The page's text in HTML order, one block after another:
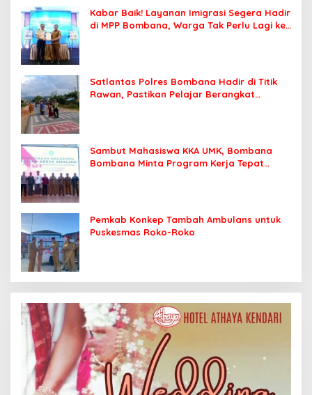
Kabar Baik! Layanan Imigrasi Segera Hadir
di MPP Bombana, Warga Tak Perlu Lagi ke
Satlantas Polres Bombana Hadir di Titik
Rawan, Pastikan Pelajar Berangkat
Sambut Mahasiswa KKA UMK, Bombana
Bombana Minta Program Kerja Tepat
Pemkab Konkep Tambah Ambulans untuk
Puskesmas Roko-Roko